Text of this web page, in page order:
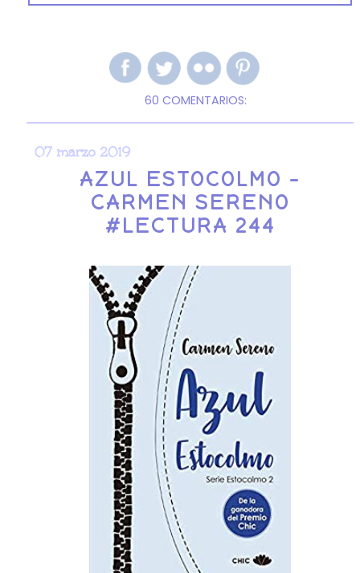
60 COMENTARIOS:
07 marzo 2019
AZUL ESTOCOLMO -
CARMEN SERENO
#LECTURA 244